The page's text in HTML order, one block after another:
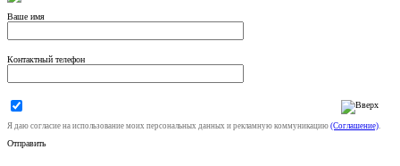
Ваше имя
Контактный телефон
Я даю согласие на использование моих персональных данных и рекламную коммуникацию (Соглашение).
Отправить